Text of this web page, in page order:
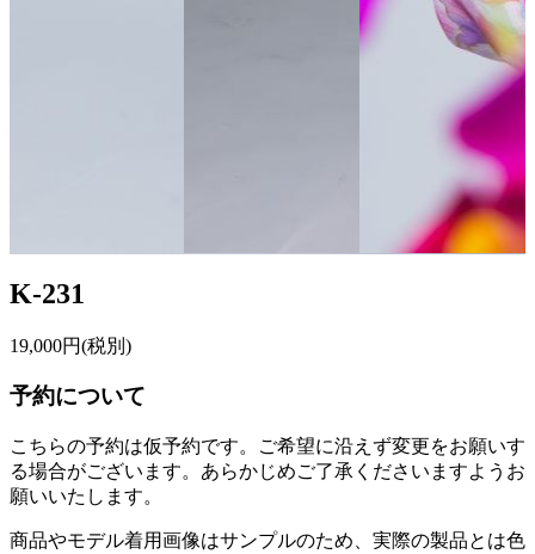
K-231
19,000円(税別)
予約について
こちらの予約は仮予約です。
ご希望に沿えず変更をお願いす
る場合がございます。あらかじめご了承くださいますようお
願いいたします。
商品やモデル着用画像はサンプルのため、実際の製品とは色